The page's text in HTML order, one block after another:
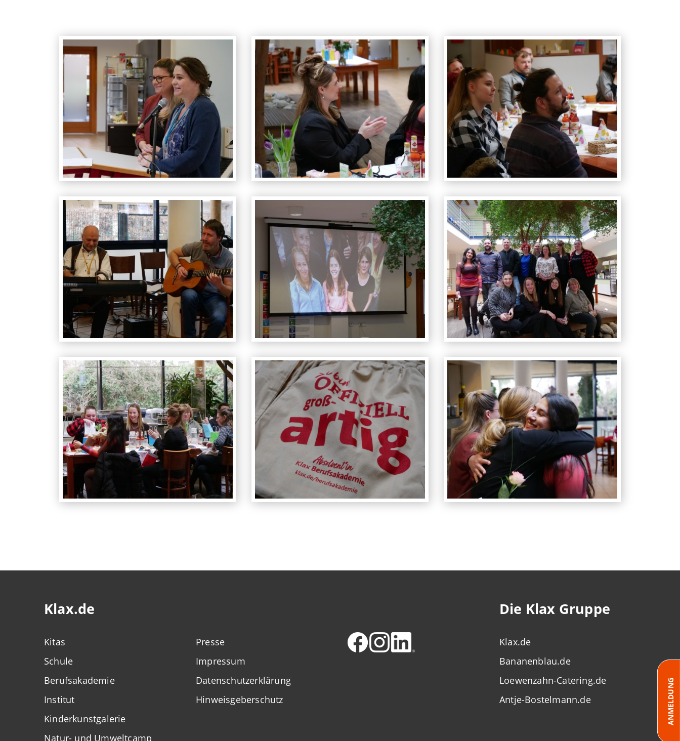
Klax.de
Kitas
Schule
Berufsakademie
Institut
Kinderkunstgalerie
Natur- und Umweltcamp
Presse
Impressum
Datenschutzerklärung
Hinweisgeberschutz
Die Klax Gruppe
Klax.de
Bananenblau.de
Loewenzahn-Catering.de
Antje-Bostelmann.de
ANMELDUNG